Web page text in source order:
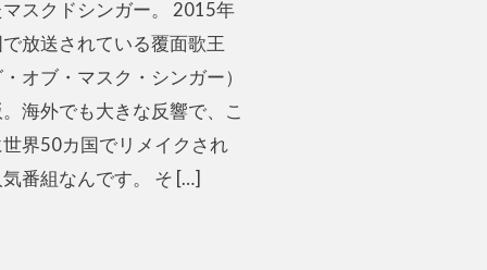
スクドシンガー。 2015年
放送されている覆面歌王
オブ・マスク・シンガー）
海外でも大きな反響で、こ
界50カ国でリメイクされ
番組なんです。 そ […]